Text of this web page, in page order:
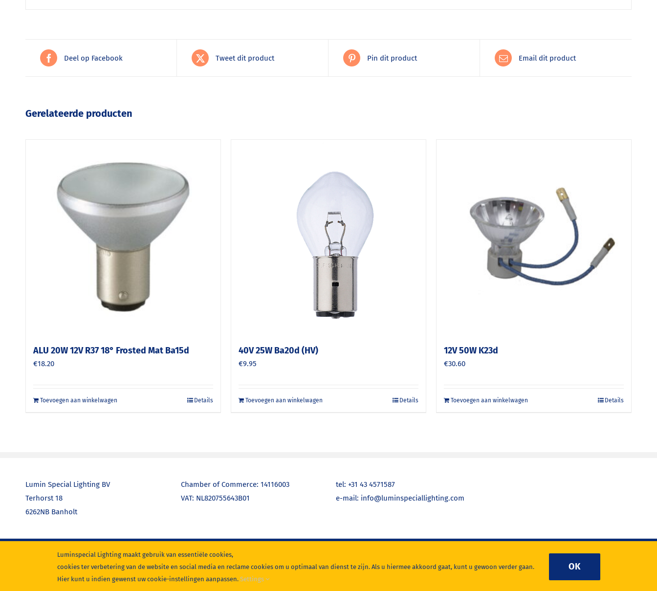
Deel op Facebook Tweet dit product Pin dit product Email dit product
Gerelateerde producten
ALU 20W 12V R37 18° Frosted Mat Ba15d
€18.20
Toevoegen aan winkelwagen Details
40V 25W Ba20d (HV)
€9.95
Toevoegen aan winkelwagen Details
12V 50W K23d
€30.60
Toevoegen aan winkelwagen Details
Lumin Special Lighting BV
Terhorst 18
6262NB Banholt
Chamber of Commerce: 14116003
VAT: NL820755643B01
tel: +31 43 4571587
e-mail: info@luminspeciallighting.com
2026 | Lumin Special Lighting
Luminspecial Lighting maakt gebruik van essentiële cookies,
cookies ter verbetering van de website en social media en reclame cookies om u optimaal van dienst te zijn. Als u hiermee akkoord gaat, kunt u gewoon verder gaan.
Hier kunt u indien gewenst uw cookie-instellingen aanpassen. Settings
OK